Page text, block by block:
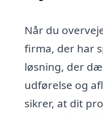
Når du
firma, der har
løsning, der
udførelse og
sikrer, at dit